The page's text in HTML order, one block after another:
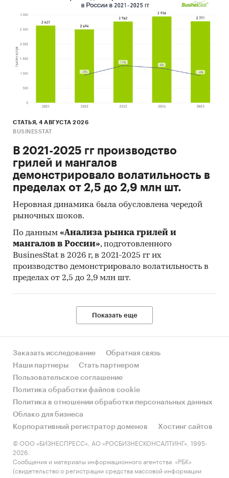
СТАТЬЯ, 4 АВГУСТА 2026
BUSINESSTAT
В 2021-2025 гг производство
грилей и мангалов
демонстрировало волатильность в
пределах от 2,5 до 2,9 млн шт.
Неровная динамика была обусловлена чередой
рыночных шоков.
По данным «Анализа рынка грилей и
мангалов в России», подготовленного
BusinesStat в 2026 г, в 2021-2025 гг их
производство демонстрировало волатильность в
пределах от 2,5 до 2,9 млн шт.
Показать еще
Заказать исследование
Обратная связь
Наши партнеры
Стать партнером
Пользовательское соглашение
Политика обработки файлов cookie
Политика в отношении обработки персональных данных
Облако для бизнеса
Корпоративный регистратор доменов
Хостинг сайтов
© ООО «БИЗНЕСПРЕСС», АО «РОСБИЗНЕСКОНСАЛТИНГ», 1995-
2026.
Сообщения и материалы информационного агентства «РБК»
(свидетельство о регистрации средства массовой информации